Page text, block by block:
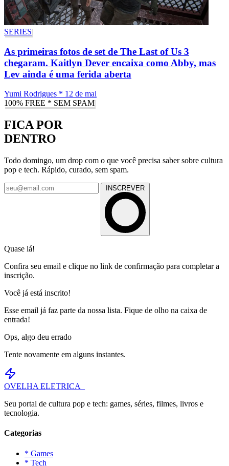
SERIES
As primeiras fotos de set de The Last of Us 3
chegaram. Kaitlyn Dever encaixa como Abby, mas
Lev ainda é uma ferida aberta
Yumi Rodrigues * 12 de mai
100% FREE * SEM SPAM
FICA POR
DENTRO
Todo domingo, um drop com o que você precisa saber sobre cultura
pop e tech. Rápido, curado, sem spam.
INSCREVER
Quase lá!
Confira seu email e clique no link de confirmação para completar a
inscrição.
Você já está inscrito!
Esse email já faz parte da nossa lista. Fique de olho na caixa de
entrada!
Ops, algo deu errado
Tente novamente em alguns instantes.
OVELHA ELETRICA_
Seu portal de cultura pop e tech: games, séries, filmes, livros e
tecnologia.
Categorias
* Games
* Tech